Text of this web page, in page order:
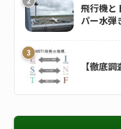
飛行機と
パー水弾
【徹底